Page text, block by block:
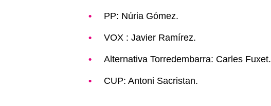
PP: Núria Gómez.
VOX : Javier Ramírez.
Alternativa Torredembarra: Carles Fuxet.
CUP: Antoni Sacristan.